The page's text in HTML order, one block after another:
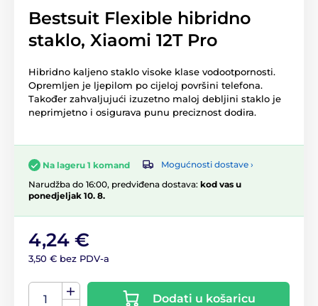
Bestsuit Flexible hibridno
staklo, Xiaomi 12T Pro
Hibridno kaljeno staklo visoke klase vodootpornosti.
Opremljen je ljepilom po cijeloj površini telefona.
Također zahvaljujući izuzetno maloj debljini staklo je
neprimjetno i osigurava punu preciznost dodira.
Na lageru 1 komand
Mogućnosti dostave ›
Narudžba do 16:00, predviđena dostava: kod vas u
ponedjeljak 10. 8.
4,24 €
3,50 € bez PDV-a
Dodati u košaricu